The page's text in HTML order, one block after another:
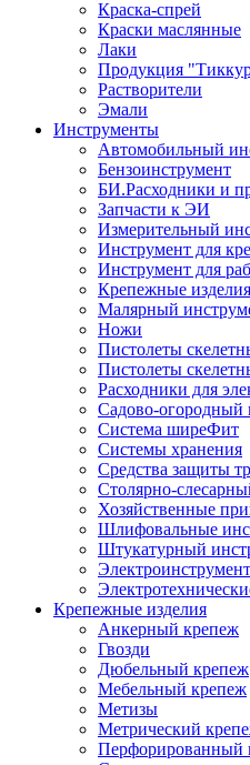
Краска-спрей
Краски маслянные
Лаки
Продукция
Растворители
Эмали
Инструменты
Автомобильный
Бензоинструмент
БИ.Расходники и
Запчасти к ЭИ
Измерительный
Инструмент для
Инструмент для
Крепежные изделия
Малярный
Ножи
Пистолеты
Пистолеты
Расходники для
Садово-огородный
Система ширеФит
Системы хранения
Средства защиты
Столярно-
Хозяйственные
Шлифовальные
Штукатурный
Электроинструмент
Крепежные изделия
Анкерный крепеж
Гвозди
Дюбельный крепеж
Мебельный крепеж
Метизы
Метрический
Перфорированный